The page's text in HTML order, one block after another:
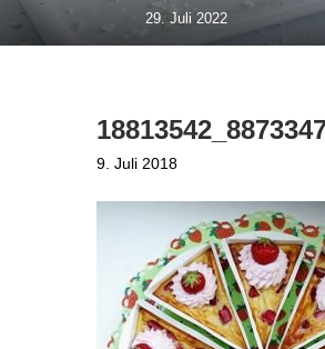
29. Juli 2022
9. Juli 2018